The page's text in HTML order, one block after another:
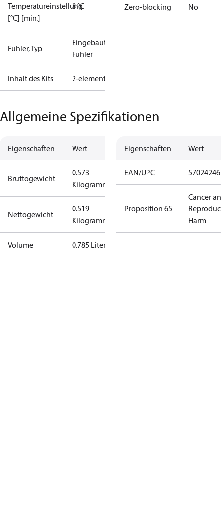
Temperatureinstellung
[°C] [min.]
8 °C
Fühler, Typ
Eingebauter
Fühler
Inhalt des Kits 2-elements
Zero-blocking No
Allgemeine Spezifikationen
Eigenschaften Wert
Bruttogewicht
0.573
Kilogramm
Nettogewicht
0.519
Kilogramm
Volume 0.785 Liter
Eigenschaften Wert
EAN/UPC
Proposition 65
Cancer
Harm